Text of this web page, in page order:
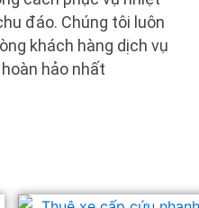
đáo. Chúng tôi luôn
khách hàng dịch vụ
hoàn hảo nhất